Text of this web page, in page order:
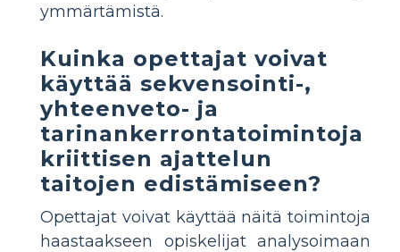
ymmärtämistä.
Kuinka opettajat voivat
käyttää sekvensointi-,
yhteenveto- ja
tarinankerrontatoimintoja
kriittisen ajattelun
taitojen edistämiseen?
Opettajat voivat käyttää näitä toimintoja
haastaakseen opiskelijat analysoimaan